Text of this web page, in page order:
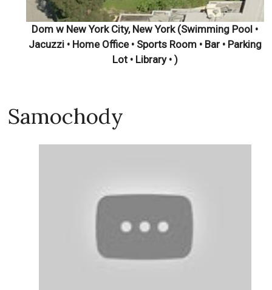
Dom w New York City, New York (Swimming Pool •
Jacuzzi • Home Office • Sports Room • Bar • Parking
Lot • Library • )
Samochody